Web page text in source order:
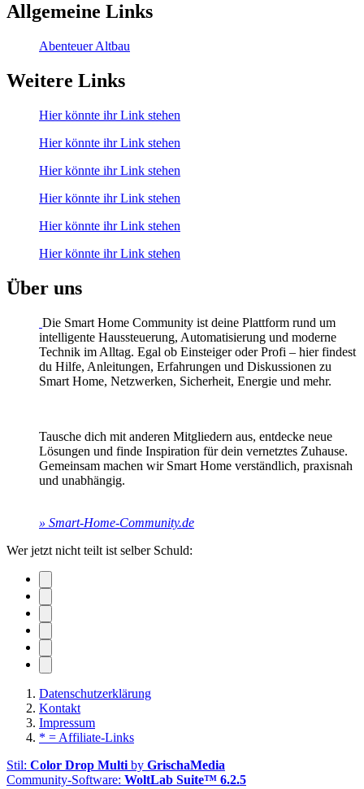
Allgemeine Links
Abenteuer Altbau
Weitere Links
Hier könnte ihr Link stehen
Hier könnte ihr Link stehen
Hier könnte ihr Link stehen
Hier könnte ihr Link stehen
Hier könnte ihr Link stehen
Hier könnte ihr Link stehen
Über uns
Die Smart Home Community ist deine Plattform rund um
intelligente Haussteuerung, Automatisierung und moderne
Technik im Alltag. Egal ob Einsteiger oder Profi – hier findest
du Hilfe, Anleitungen, Erfahrungen und Diskussionen zu
Smart Home, Netzwerken, Sicherheit, Energie und mehr.
Tausche dich mit anderen Mitgliedern aus, entdecke neue
Lösungen und finde Inspiration für dein vernetztes Zuhause.
Gemeinsam machen wir Smart Home verständlich, praxisnah
und unabhängig.
» Smart-Home-Community.de
Wer jetzt nicht teilt ist selber Schuld:
Datenschutzerklärung
Kontakt
Impressum
* = Affiliate-Links
Stil: Color Drop Multi by GrischaMedia
Community-Software: WoltLab Suite™ 6.2.5